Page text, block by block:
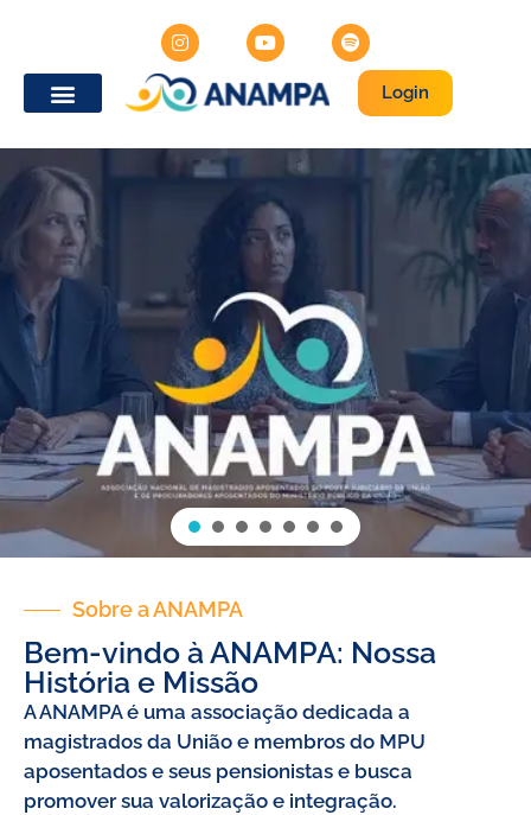
Login
Sobre a ANAMPA
Bem-vindo à ANAMPA: Nossa
História e Missão
A ANAMPA é uma associação dedicada a
magistrados da União e membros do MPU
aposentados e seus pensionistas e busca
promover sua valorização e integração.